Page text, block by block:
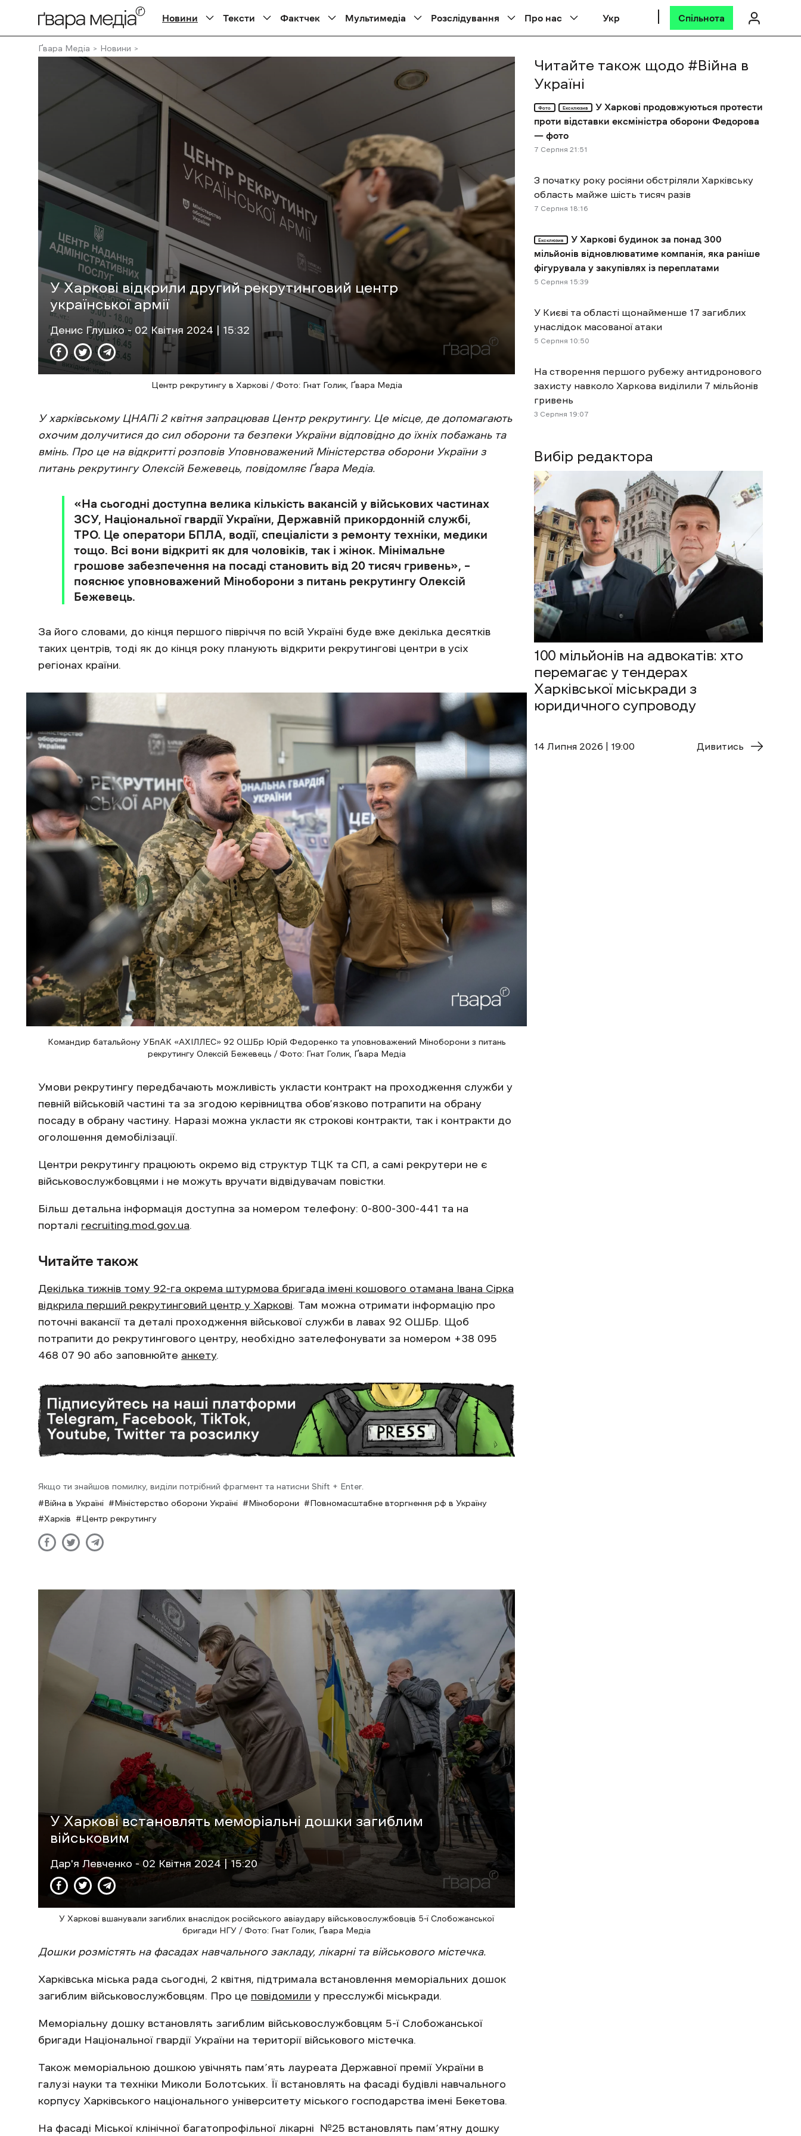
Новини Тексти Фактчек Мультимедіа Розслідування Про нас Укр Спільнота
Ґвара Медіа Новини
У Харкові відкрили другий рекрутинговий центр
української армії
Денис Глушко- 02 Квітня 2024 | 15:32
Центр рекрутингу в Харкові / Фото: Гнат Голик, Ґвара Медіа
У харківському ЦНАПі 2 квітня запрацював Центр рекрутингу. Це місце, де допомагають
охочим долучитися до сил оборони та безпеки України відповідно до їхніх побажань та
вмінь. Про це на відкритті розповів Уповноважений Міністерства оборони України з
питань рекрутингу Олексій Бежевець, повідомляє Ґвара Медіа.
«На сьогодні доступна велика кількість вакансій у військових частинах
ЗСУ, Національної гвардії України, Державній прикордонній службі,
ТРО. Це оператори БПЛА, водії, спеціалісти з ремонту техніки, медики
тощо. Всі вони відкриті як для чоловіків, так і жінок. Мінімальне
грошове забезпечення на посаді становить від 20 тисяч гривень», –
пояснює уповноважений Міноборони з питань рекрутингу Олексій
Бежевець.
За його словами, до кінця першого півріччя по всій Україні буде вже декілька десятків
таких центрів, тоді як до кінця року планують відкрити рекрутингові центри в усіх
регіонах країни.
Командир батальйону УБпАК «АХІЛЛЕС» 92 ОШБр Юрій Федоренко та уповноважений Міноборони з питань
рекрутингу Олексій Бежевець / Фото: Гнат Голик, Ґвара Медіа
Умови рекрутингу передбачають можливість укласти контракт на проходження служби у
певній військовій частині та за згодою керівництва обов’язково потрапити на обрану
посаду в обрану частину. Наразі можна укласти як строкові контракти, так і контракти до
оголошення демобілізації.
Центри рекрутингу працюють окремо від структур ТЦК та СП, а самі рекрутери не є
військовослужбовцями і не можуть вручати відвідувачам повістки.
Більш детальна інформація доступна за номером телефону: 0-800-300-441 та на
порталі recruiting.mod.gov.ua.
Читайте також
Декілька тижнів тому 92-га окрема штурмова бригада імені кошового отамана Івана Сірка
відкрила перший рекрутинговий центр у Харкові. Там можна отримати інформацію про
поточні вакансії та деталі проходження військової служби в лавах 92 ОШБр. Щоб
потрапити до рекрутингового центру, необхідно зателефонувати за номером +38 095
468 07 90 або заповнюйте анкету.
Якщо ти знайшов помилку, виділи потрібний фрагмент та натисни Shift + Enter.
Війна в Україні
Міністерство оборони Україні Міноборони
Повномасштабне вторгнення рф в Україну
Харків
Центр рекрутингу
У Харкові встановлять меморіальні дошки загиблим
військовим
Дар'я Левченко - 02 Квітня 2024 | 15:20
У Харкові вшанували загиблих внаслідок російського авіаудару військовослужбовців 5-ї Слобожанської
бригади НГУ / Фото: Гнат Голик, Ґвара Медіа
Дошки розмістять на фасадах навчального закладу, лікарні та військового містечка.
Харківська міська рада сьогодні, 2 квітня, підтримала встановлення меморіальних дошок
загиблим військовослужбовцям. Про це повідомили у пресслужбі міськради.
Меморіальну дошку встановлять загиблим військовослужбовцям 5-ї Слобожанської
бригади Національної гвардії України на території військового містечка.
Також меморіальною дошкою увічнять пам’ять лауреата Державної премії України в
галузі науки та техніки Миколи Болотських. Її встановлять на фасаді будівлі навчального
корпусу Харківського національного університету міського господарства імені Бекетова.
На фасаді Міської клінічної багатопрофільної лікарні №25 встановлять пам’ятну дошку
Вибір редактора
100 мільйонів на адвокатів: хто
перемагає у тендерах
Харківської міськради з
юридичного супроводу
14 Липня 2026 | 19:00 Дивитись
Читайте також щодо # Війна в
Україні
Фото Ексклюзив
У Харкові продовжуються протести
проти відставки ексміністра оборони Федорова
— фото
7 Cерпня 21:51
З початку року росіяни обстріляли Харківську
область майже шість тисяч разів
7 Cерпня 18:16
Ексклюзив
У Харкові будинок за понад 300
мільйонів відновлюватиме компанія, яка раніше
фігурувала у закупівлях із переплатами
5 Cерпня 15:39
У Києві та області щонайменше 17 загиблих
унаслідок масованої атаки
5 Cерпня 10:50
На створення першого рубежу антидронового
захисту навколо Харкова виділили 7 мільйонів
гривень
3 Cерпня 19:07